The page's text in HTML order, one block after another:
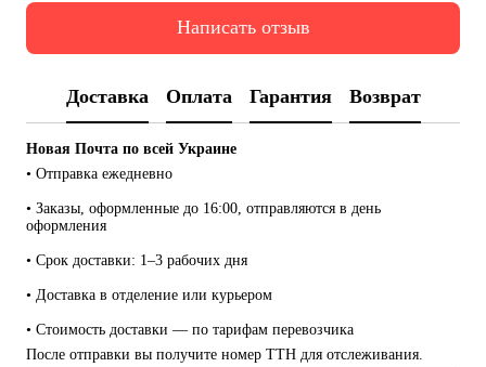
Написать отзыв
Доставка Оплата Гарантия Возврат
Новая Почта по всей Украине
• Отправка ежедневно
• Заказы, оформленные до 16:00, отправляются в день
оформления
• Срок доставки: 1–3 рабочих дня
• Доставка в отделение или курьером
• Стоимость доставки — по тарифам перевозчика
После отправки вы получите номер ТТН для отслеживания.